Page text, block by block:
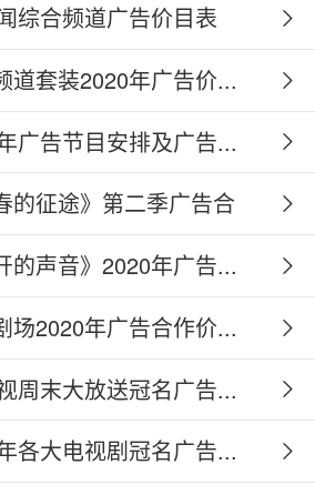
综合频道广告价目表
道套装2020年广告价...
广告节目安排及广告...
的征途》第二季广告合
的声音》2020年广告...
场2020年广告合作价...
周末大放送冠名广告...
各大电视剧冠名广告...